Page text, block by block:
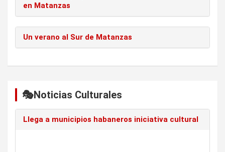
en Matanzas
Un verano al Sur de Matanzas
🎭Noticias Culturales
Llega a municipios habaneros iniciativa cultural